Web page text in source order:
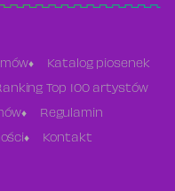
Katalog piosenek
Top 100 artystów
Regulamin
Kontakt